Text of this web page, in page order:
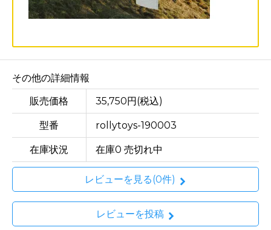
その他の詳細情報
販売価格 35,750円(税込)
型番 rollytoys-190003
在庫状況 在庫0 売切れ中
レビューを見る(0件)
レビューを投稿